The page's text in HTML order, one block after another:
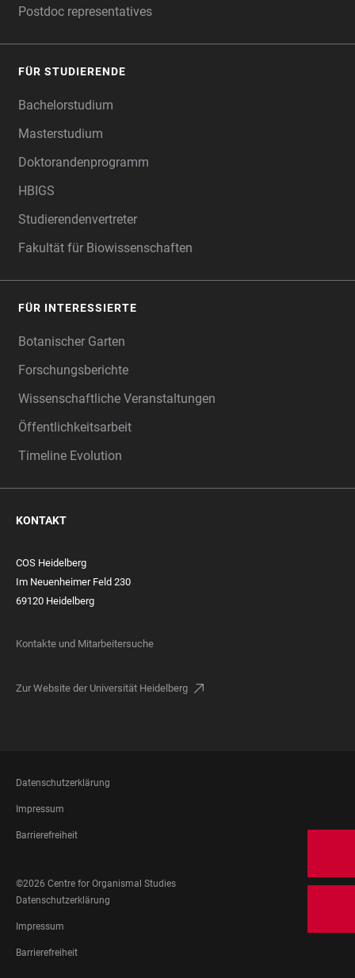
Postdoc representatives
FÜR STUDIERENDE
Bachelorstudium
Masterstudium
Doktorandenprogramm
HBIGS
Studierendenvertreter
Fakultät für Biowissenschaften
FÜR INTERESSIERTE
Botanischer Garten
Forschungsberichte
Wissenschaftliche Veranstaltungen
Öffentlichkeitsarbeit
Timeline Evolution
KONTAKT
COS Heidelberg
Im Neuenheimer Feld 230
69120 Heidelberg
Kontakte und Mitarbeitersuche
Zur Website der Universität Heidelberg
FOOTER
LEGAL
Datenschutzerklärung
Impressum
Barrierefreiheit
©2026 Centre for Organismal Studies
FOOTER
LEGAL
Datenschutzerklärung
Impressum
Barrierefreiheit